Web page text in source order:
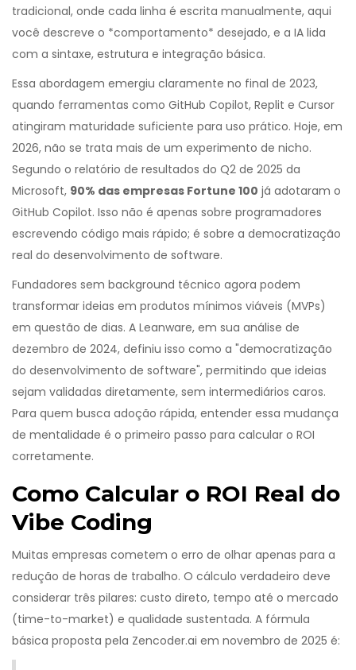
tradicional, onde cada linha é escrita manualmente, aqui
você descreve o *comportamento* desejado, e a IA lida
com a sintaxe, estrutura e integração básica.
Essa abordagem emergiu claramente no final de 2023,
quando ferramentas como GitHub Copilot, Replit e Cursor
atingiram maturidade suficiente para uso prático. Hoje, em
2026, não se trata mais de um experimento de nicho.
Segundo o relatório de resultados do Q2 de 2025 da
Microsoft, 90% das empresas Fortune 100 já adotaram o
GitHub Copilot. Isso não é apenas sobre programadores
escrevendo código mais rápido; é sobre a democratização
real do desenvolvimento de software.
Fundadores sem background técnico agora podem
transformar ideias em produtos mínimos viáveis (MVPs)
em questão de dias. A Leanware, em sua análise de
dezembro de 2024, definiu isso como a "democratização
do desenvolvimento de software", permitindo que ideias
sejam validadas diretamente, sem intermediários caros.
Para quem busca adoção rápida, entender essa mudança
de mentalidade é o primeiro passo para calcular o ROI
corretamente.
Como Calcular o ROI Real do
Vibe Coding
Muitas empresas cometem o erro de olhar apenas para a
redução de horas de trabalho. O cálculo verdadeiro deve
considerar três pilares: custo direto, tempo até o mercado
(time-to-market) e qualidade sustentada. A fórmula
básica proposta pela Zencoder.ai em novembro de 2025 é: